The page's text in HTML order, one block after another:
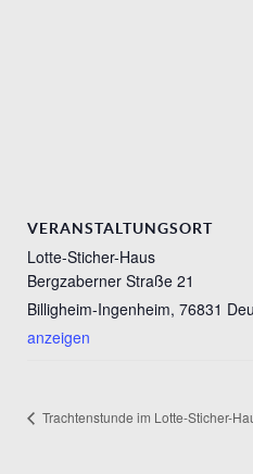
VERANSTALTUNGSORT
Lotte-Sticher-Haus
Bergzaberner Straße 21
Billigheim-Ingenheim, 76831
anzeigen
Trachtenstunde im Lotte-Sticher-